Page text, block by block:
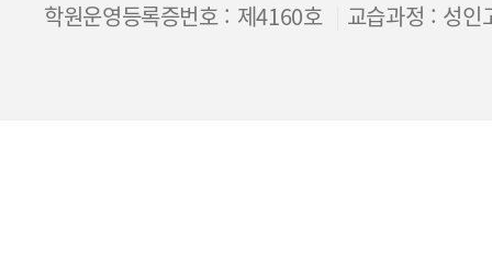
학원운영등록증번호 : 제4160호
교습과정 : 성인